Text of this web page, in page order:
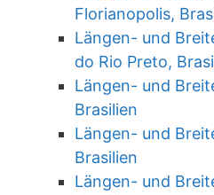
Florianopolis,
Längen- und
do Rio Preto,
Längen- und
Brasilien
Längen- und
Brasilien
Längen- und